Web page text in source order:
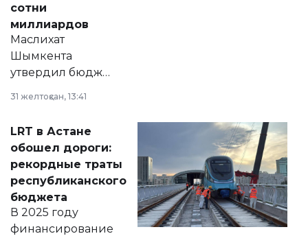
сотни
миллиардов
Маслихат
Шымкента
утвердил бюджет
2028 годы.
документ
появился в базе
нормативных
правовых актов и
на сайте маслихат
города.
31 желтоқсан, 13:41
LRT в Астане
обошел дороги:
рекордные траты
республиканского
бюджета
В 2025 году
финансирование